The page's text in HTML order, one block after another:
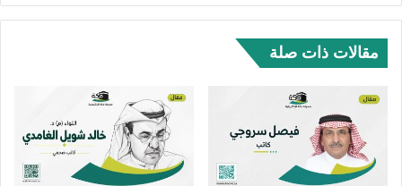
مقالات ذات صلة